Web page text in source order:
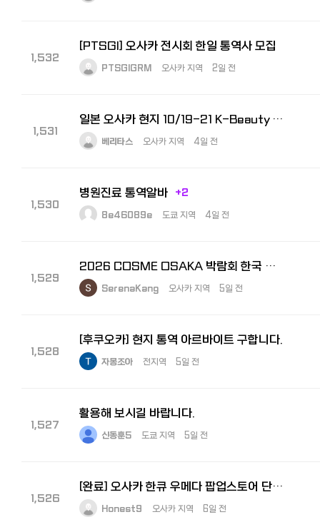
1,532
[PTSGI] 오사카 전시회 한일 통역사 모집
PTSGIGRM 오사카 지역 2일 전
1,531
일본 오사카 현지 10/19-21 K-Beauty Expo 수출상담회 통역사 모집
베리타스 오사카 지역 4일 전
1,530
병원진료 통역알바 +2
8e46089e 도쿄 지역 4일 전
1,529
2026 COSME OSAKA 박람회 한국 참가 기업 부스 내 비즈니스 통역원 모집
SerenaKang 오사카 지역 5일 전
1,528
[후쿠오카] 현지 통역 아르바이트 구합니다.
자몽조아 전지역 5일 전
1,527
활용해 보시길 바랍니다.
신동훈5 도쿄 지역 5일 전
1,526
[완료] 오사카 한큐 우메다 팝업스토어 단기알바 구해요! 8월5일 ~ 11일
Honest9 오사카 지역 6일 전